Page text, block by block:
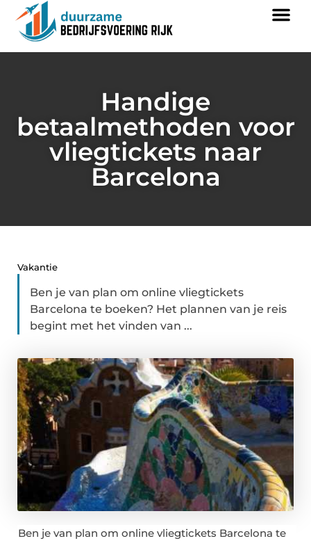
Handige
betaalmethoden voor
vliegtickets naar
Barcelona
Vakantie
Ben je van plan om online vliegtickets
Barcelona te boeken? Het plannen van je reis
begint met het vinden van ...
Ben je van plan om online vliegtickets Barcelona te